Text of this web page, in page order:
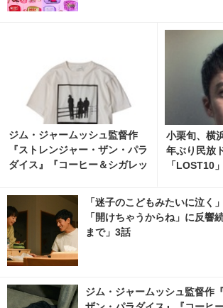
ジム・ジャームッシュ監督作
『ストレンジャー・ザン・パラ
ダイス』『コーヒー＆シガレッ
ャルTシャツ発売 3枚目の写
真・画像 | cinemacafe.net
小栗旬、横
年ぶり民放
「LOST10
「迷子のこどもみたいに泣く
「開けちゃうからね」に反響
まで」3話
ジム・ジャームッシュ監督作